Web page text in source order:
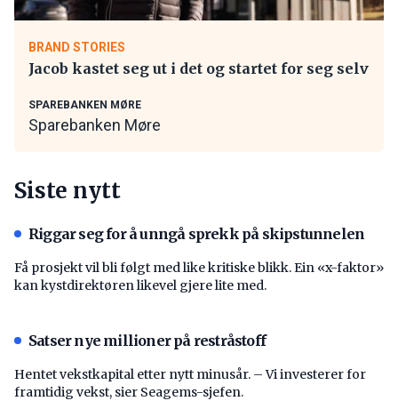
BRAND STORIES
Jacob kastet seg ut i det og startet for seg selv
SPAREBANKEN MØRE
Sparebanken Møre
Siste nytt
Riggar seg for å unngå sprekk på skipstunnelen
Få prosjekt vil bli følgt med like kritiske blikk. Ein «x-faktor»
kan kystdirektøren likevel gjere lite med.
Satser nye millioner på restråstoff
Hentet vekstkapital etter nytt minusår. – Vi investerer for
framtidig vekst, sier Seagems-sjefen.